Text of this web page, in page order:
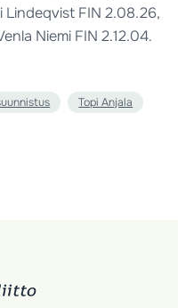
Lindeqvist FIN 2.08.26,
Niemi FIN 2.12.04.
Topi Anjala